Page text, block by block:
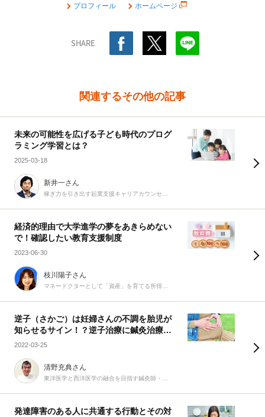
プロフィール ホームページ
SHARE
関連するその他の記事
未来の可能性を広げる子ども時代のプログ
ラミング学習とは？
2025-03-18
新井一さん
稼ぎ力を引き出す起業支援キャリアカウンセラー
経済的理由で大学進学の夢をあきらめない
で！確認したい教育支援制度
2023-06-30
枝川陽子さん
マネードクターとして「資産」を育てる所得確保のプロ
逆子（さかご）は妊婦さんの不調を胎児が
知らせるサイン！？逆子治療に鍼灸治療は
有効！
2022-03-25
清野充典さん
東洋医学と西洋医学の融合を目指す鍼灸師・柔道整復師
発達障害のある人に共通する行動とその対